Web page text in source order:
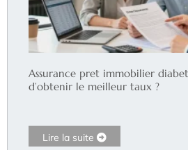
Assurance pret immobilier
d’obtenir le meilleur taux ?
Lire la suite